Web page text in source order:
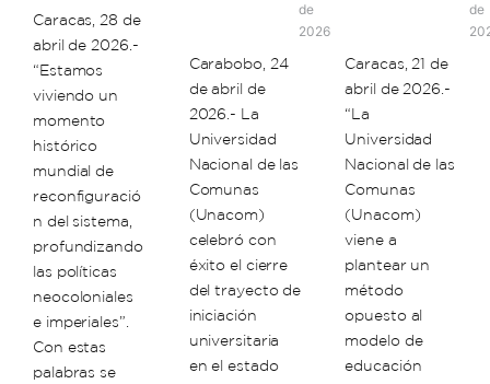
Caracas, 28 de
abril de 2026.-
“Estamos
viviendo un
momento
histórico
mundial de
reconfiguració
n del sistema,
profundizando
las políticas
neocoloniales
e imperiales”.
Con estas
palabras se
de
2026
Carabobo, 24
de abril de
2026.- La
Universidad
Nacional de las
Comunas
(Unacom)
celebró con
éxito el cierre
del trayecto de
iniciación
universitaria
en el estado
de
Caracas, 21 de
abril de 2026.-
“La
Universidad
Nacional de las
Comunas
(Unacom)
viene a
plantear un
método
opuesto al
modelo de
educación